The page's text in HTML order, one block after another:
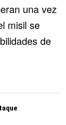
una vez
misil se
de